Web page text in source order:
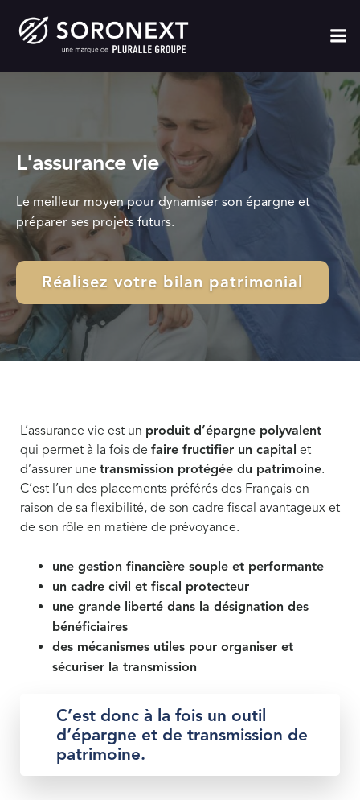
L'assurance vie
Le meilleur moyen pour dynamiser son épargne et
préparer ses projets futurs.
Réalisez votre bilan patrimonial
L’assurance vie est un produit d’épargne polyvalent
qui permet à la fois de faire fructifier un capital et
d’assurer une transmission protégée du patrimoine.
C’est l’un des placements préférés des Français en
raison de sa flexibilité, de son cadre fiscal avantageux et
de son rôle en matière de prévoyance.
une gestion financière souple et performante
un cadre civil et fiscal protecteur
une grande liberté dans la désignation des
bénéficiaires
des mécanismes utiles pour organiser et
sécuriser la transmission
C’est donc à la fois un outil
d’épargne et de transmission de
patrimoine.